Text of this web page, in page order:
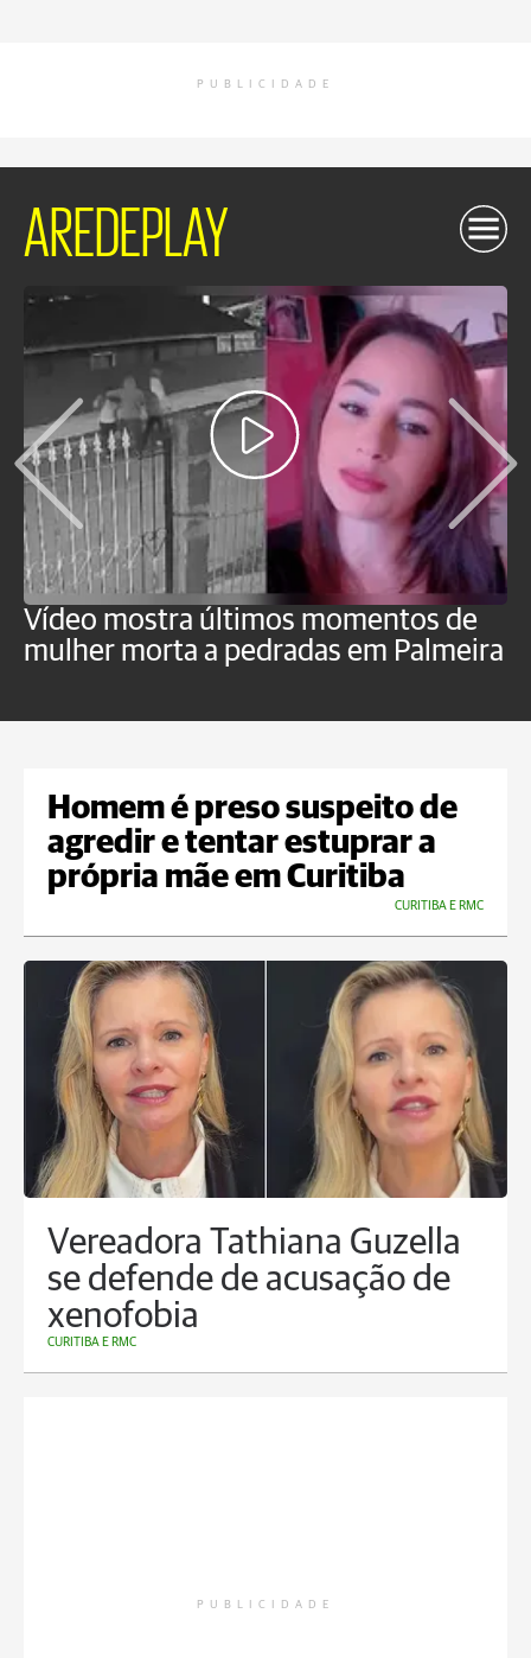
PUBLICIDADE
AREDEPLAY
Vídeo mostra últimos momentos de
mulher morta a pedradas em Palmeira
Homem é preso suspeito de
agredir e tentar estuprar a
própria mãe em Curitiba
CURITIBA E RMC
Vereadora Tathiana Guzella
se defende de acusação de
xenofobia
CURITIBA E RMC
PUBLICIDADE